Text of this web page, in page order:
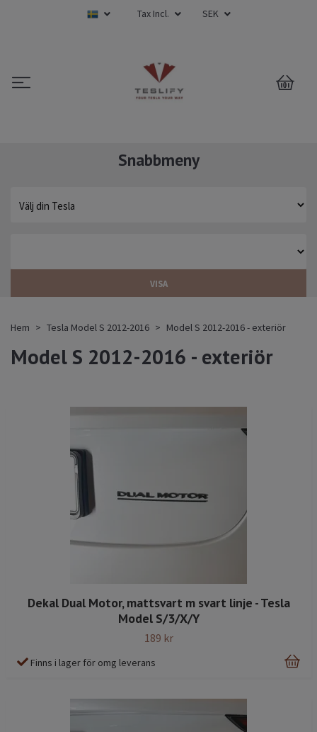
Tax Incl. SEK
0
Snabbmeny
VISA
Hem Tesla Model S 2012-2016 Model S 2012-2016 - exteriör
Model S 2012-2016 - exteriör
Dekal Dual Motor, mattsvart m svart linje - Tesla
Model S/3/X/Y
189 kr
Finns i lager för omg leverans